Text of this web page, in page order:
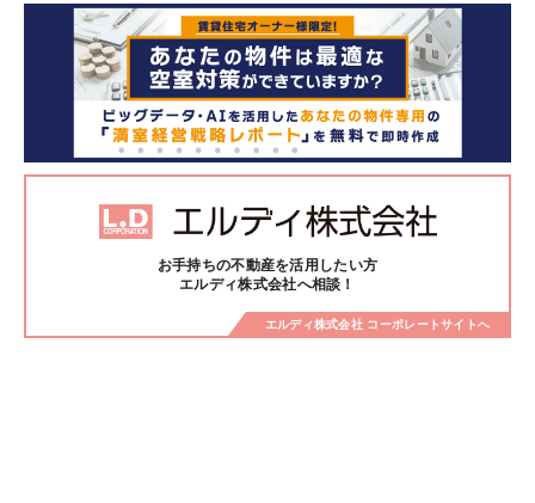
お手持ちの不動産を活用したい方
エルディ株式会社へ相談！
エルディ株式会社 コーポレートサイトへ